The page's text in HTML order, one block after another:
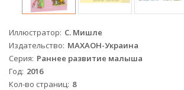
Иллюстратор С. Мишле
Издательство МАХАОН-Украина
Серия Раннее развитие малыша
Год 2016
Кол-во страниц 8